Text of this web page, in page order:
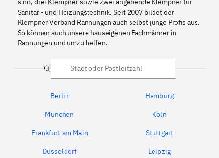
Sanitär - und Heizungstechnik. Seit 2007 bildet der
Klempner Verband Rannungen auch selbst junge Profis aus.
So können auch unsere hauseigenen Fachmänner in
Rannungen und umzu helfen.
Suche
Berlin Hamburg
München Köln
Frankfurt am Main Stuttgart
Düsseldorf Leipzig